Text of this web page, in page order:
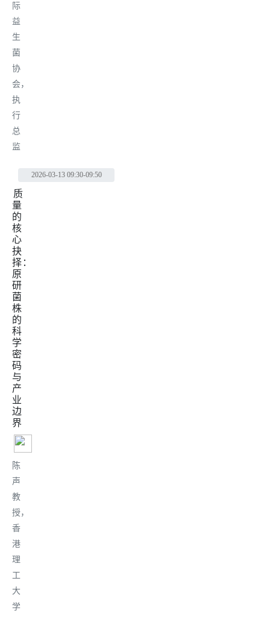
际
益
生
菌
协
会，
执
行
总
监
2026-03-13 09:30-09:50
质
量
的
核
心
抉
择：
原
研
菌
株
的
科
学
密
码
与
产
业
边
界
陈
声
教
授，
香
港
理
工
大
学